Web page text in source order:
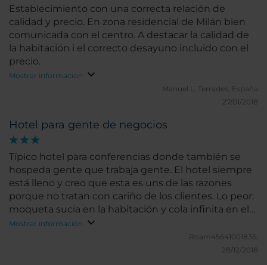
Establecimiento con una correcta relación de
calidad y precio. En zona residencial de Milán bien
comunicada con el centro. A destacar la calidad de
la habitación i el correcto desayuno incluido con el
precio.
Mostrar información
Manuel L.
Terrades, España
27/01/2018
Hotel para gente de negocios
Típico hotel para conferencias donde también se
hospeda gente que trabaja gente. El hotel siempre
está lleno y creo que esta es uns de las razones
porque no tratan con cariño de los clientes. Lo peor:
moqueta sucia en la habitación y cola infinita en el
checkout. Lo mejor: el bar del hotel con aparetivo
Mostrar información
Roam45641001836.
28/12/2018